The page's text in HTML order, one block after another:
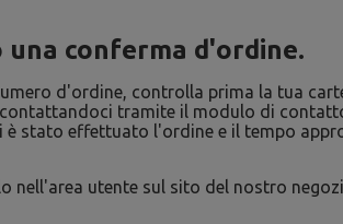
conferma d'ordine.
d'ordine, controlla prima la tua
tramite il modulo di
stato effettuato l'ordine e il tempo
nell'area utente sul sito del nostro